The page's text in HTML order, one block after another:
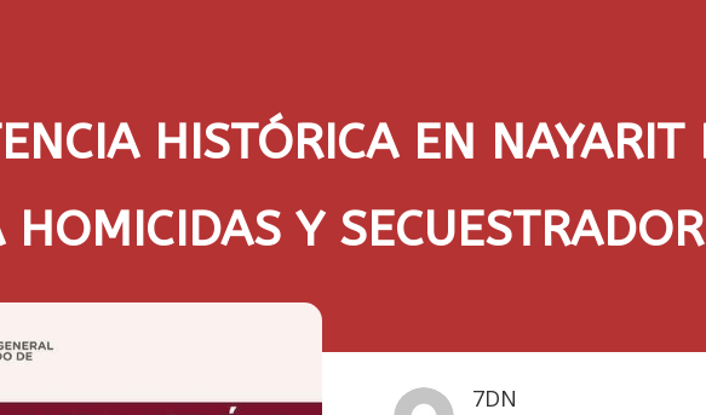
HISTÓRICA EN
Y
7DN